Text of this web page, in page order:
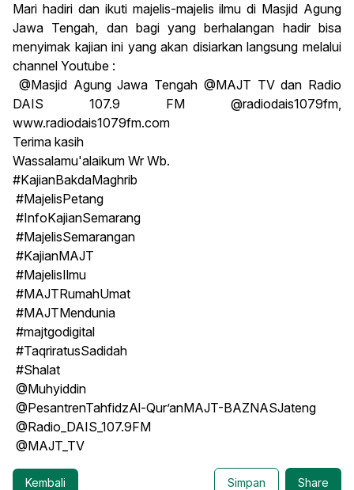
Mari hadiri dan ikuti majelis-majelis ilmu di Masjid Agung
Jawa Tengah, dan bagi yang berhalangan hadir bisa
menyimak kajian ini yang akan disiarkan langsung melalui
channel Youtube :
@Masjid Agung Jawa Tengah @MAJT TV dan Radio
DAIS 107.9 FM @radiodais1079fm,
www.radiodais1079fm.com
Terima kasih
Wassalamu'alaikum Wr Wb.
#KajianBakdaMaghrib
#MajelisPetang
#InfoKajianSemarang
#MajelisSemarangan
#KajianMAJT
#MajelisIlmu
#MAJTRumahUmat
#MAJTMendunia
#majtgodigital
#TaqriratusSadidah
#Shalat
@Muhyiddin
@PesantrenTahfidzAl-Qur’anMAJT-BAZNASJateng
@Radio_DAIS_107.9FM
@MAJT_TV
Kembali Simpan Share